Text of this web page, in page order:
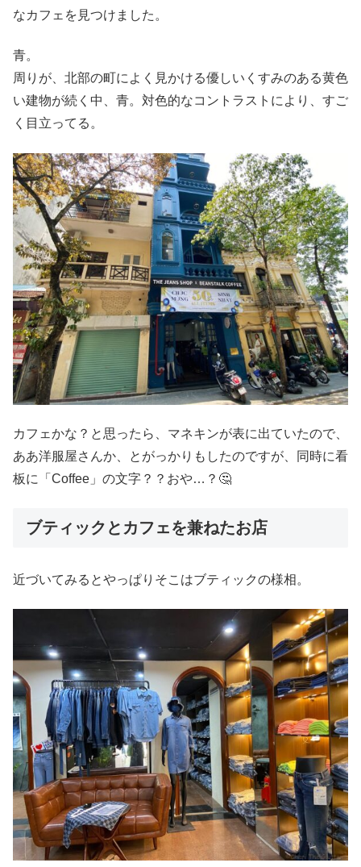
なカフェを見つけました。
青。
周りが、北部の町によく見かける優しいくすみのある黄色
い建物が続く中、青。対色的なコントラストにより、すご
く目立ってる。
カフェかな？と思ったら、マネキンが表に出ていたので、
ああ洋服屋さんか、とがっかりもしたのですが、同時に看
板に「Coffee」の文字？？おや…？🤔
ブティックとカフェを兼ねたお店
近づいてみるとやっぱりそこはブティックの様相。